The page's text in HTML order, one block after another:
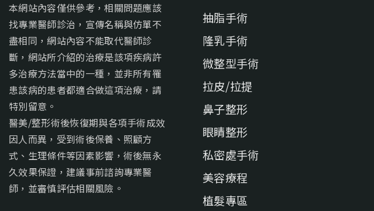
本網站內容僅供參考，相關問題應該
找專業醫師診治，宣傳名稱與仿單不
盡相同，網站內容不能取代醫師診
斷，網站所介紹的治療是該項疾病許
多治療方法當中的一種，並非所有罹
患該病的患者都適合做這項治療，請
特別留意。
醫美/整形術後恢復期與各項手術成效
因人而異，受到術後保養、照顧方
式、生理條件等因素影響，術後無永
久效果保證，建議事前諮詢專業醫
師，並審慎評估相關風險。
抽脂手術
隆乳手術
微整型手術
拉皮/拉提
鼻子整形
眼睛整形
私密處手術
美容療程
植髮專區